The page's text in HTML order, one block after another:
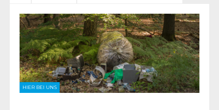
HIER BEI UNS